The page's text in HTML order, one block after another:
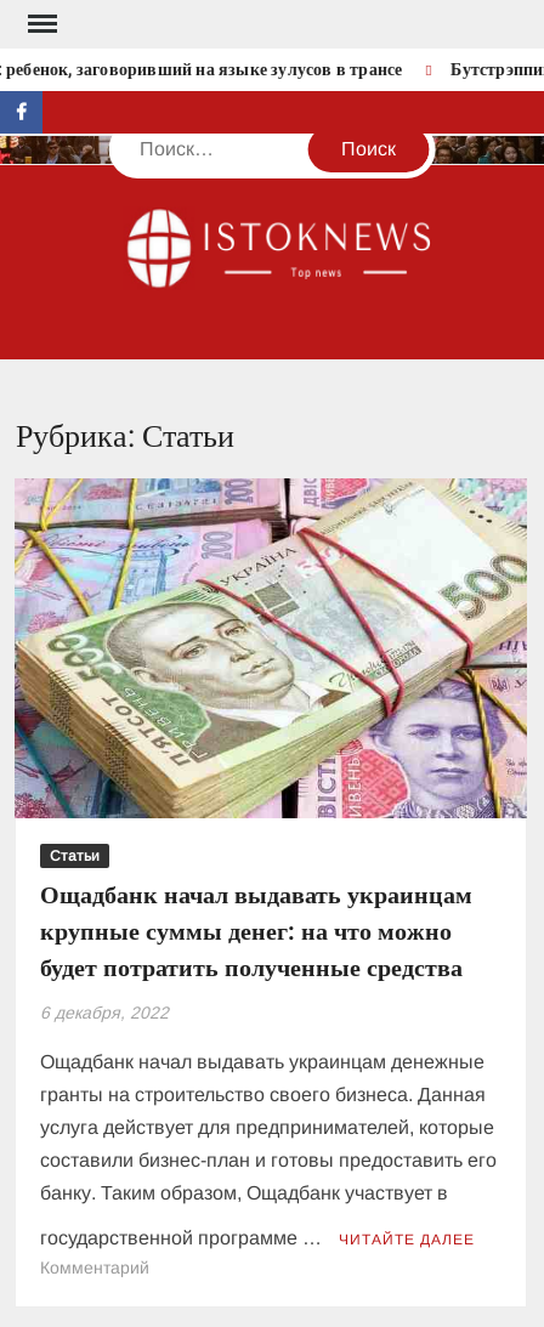
Перейти
содержимому
заговоривший на языке зулусов в трансе Бутстрэппинг:
facebook
Поиск
Рубрика: Статьи
Статьи
Ощадбанк начал выдавать украинцам
крупные суммы денег: на что можно
будет потратить полученные средства
6 декабря, 2022
Ощадбанк начал выдавать украинцам денежные
гранты на строительство своего бизнеса. Данная
услуга действует для предпринимателей, которые
составили бизнес-план и готовы предоставить его
банку. Таким образом, Ощадбанк участвует в
государственной программе … ЧИТАЙТЕ ДАЛЕЕ
Комментарий